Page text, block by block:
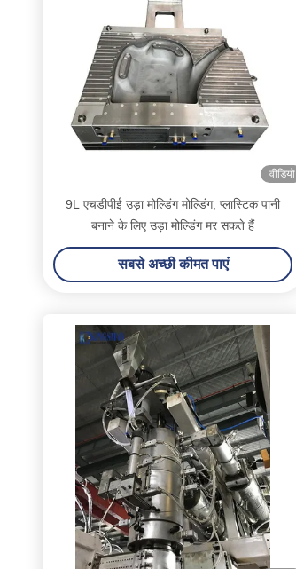
वीडियो
9L एचडीपीई उड़ा मोल्डिंग मोल्डिंग, प्लास्टिक पानी
बनाने के लिए उड़ा मोल्डिंग मर सकते हैं
सबसे अच्छी कीमत पाएं